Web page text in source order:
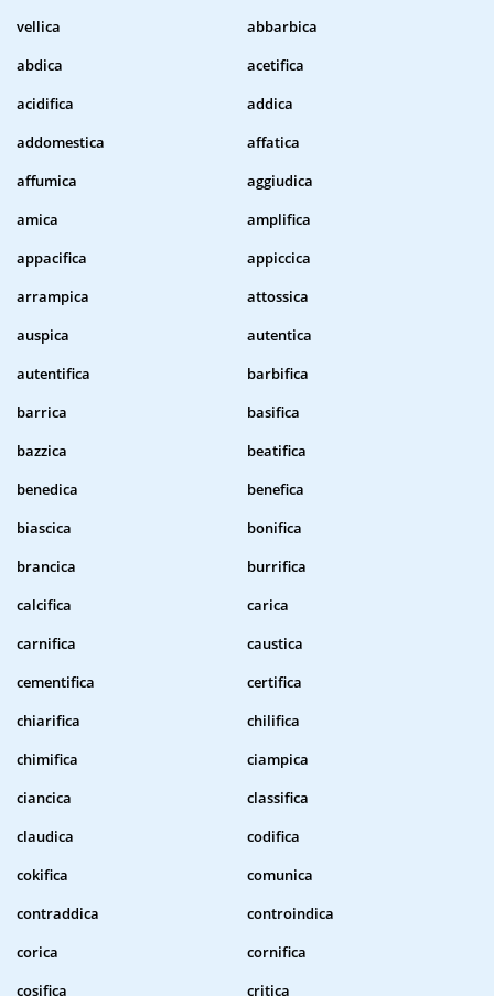
vellica
abbarbica
abdica
acetifica
acidifica
addica
addomestica
affatica
affumica
aggiudica
amica
amplifica
appacifica
appiccica
arrampica
attossica
auspica
autentica
autentifica
barbifica
barrica
basifica
bazzica
beatifica
benedica
benefica
biascica
bonifica
brancica
burrifica
calcifica
carica
carnifica
caustica
cementifica
certifica
chiarifica
chilifica
chimifica
ciampica
ciancica
classifica
claudica
codifica
cokifica
comunica
contraddica
controindica
corica
cornifica
cosifica
critica